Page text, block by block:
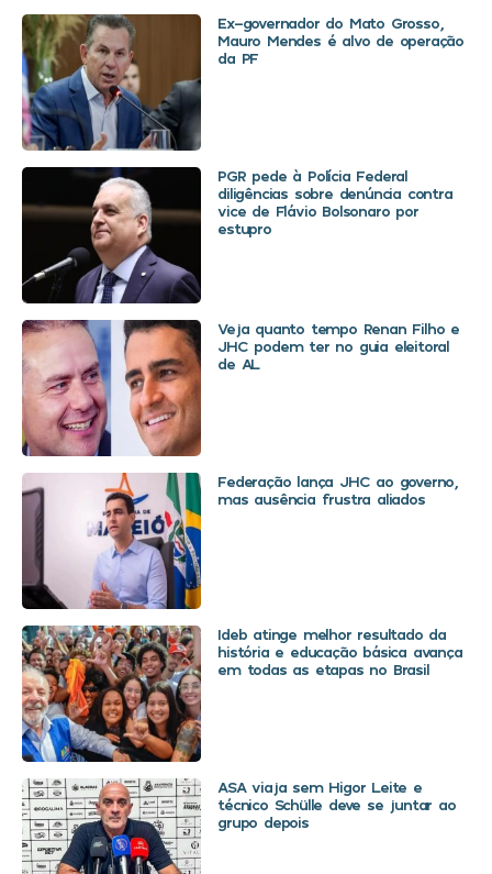
Ex-governador do Mato Grosso,
Mauro Mendes é alvo de operação
da PF
PGR pede à Polícia Federal
diligências sobre denúncia contra
vice de Flávio Bolsonaro por
estupro
Veja quanto tempo Renan Filho e
JHC podem ter no guia eleitoral
de AL
Federação lança JHC ao governo,
mas ausência frustra aliados
Ideb atinge melhor resultado da
história e educação básica avança
em todas as etapas no Brasil
ASA viaja sem Higor Leite e
técnico Schülle deve se juntar ao
grupo depois